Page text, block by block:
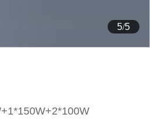
5/5